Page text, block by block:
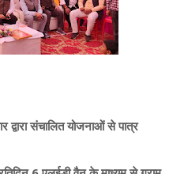
द्वारा संचालित योजनाओं से पात्र